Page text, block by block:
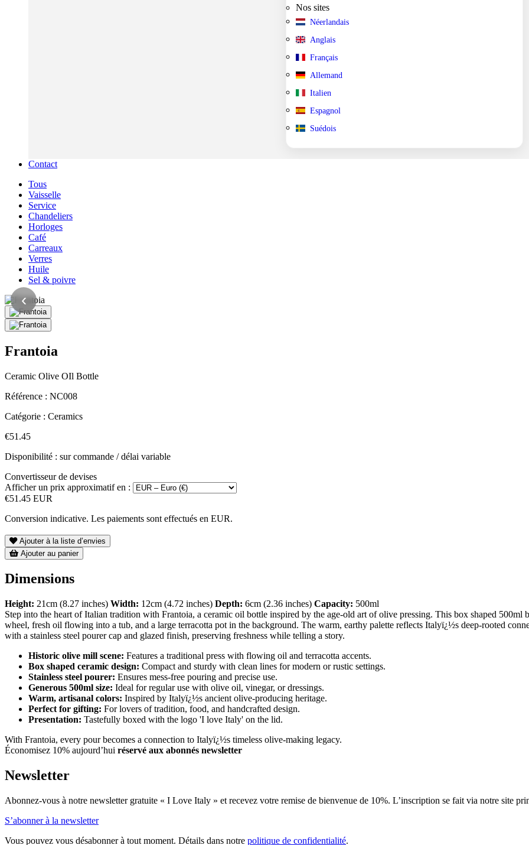
Nos sites
Néerlandais
Anglais
Français
Allemand
Italien
Espagnol
Suédois
Contact
Tous
Vaisselle
Service
Chandeliers
Horloges
Café
Carreaux
Verres
Huile
Sel & poivre
‹
Frantoia
Ceramic Olive OIl Bottle
Référence : NC008
Catégorie : Ceramics
€51.45
Disponibilité : sur commande / délai variable
Convertisseur de devises
Afficher un prix approximatif en :
€51.45 EUR
Conversion indicative. Les paiements sont effectués en EUR.
Ajouter à la liste d’envies
Ajouter au panier
Dimensions
Height: 21cm (8.27 inches) Width: 12cm (4.72 inches) Depth: 6cm (2.36 inches) Capacity: 500ml
Step into the heart of Italian tradition with Frantoia, a ceramic oil bottle inspired by the age-old art of olive pressing. This box shaped
wheel, fresh oil flowing into a tub, and a large terracotta pot in the background. The warm, earthy palette reflects Italyï¿½s deep-rooted
with a stainless steel pourer cap and glazed finish, preserving freshness while telling a story.
Historic olive mill scene: Features a traditional press with flowing oil and terracotta accents.
Box shaped ceramic design: Compact and sturdy with clean lines for modern or rustic settings.
Stainless steel pourer: Ensures mess-free pouring and precise use.
Generous 500ml size: Ideal for regular use with olive oil, vinegar, or dressings.
Warm, artisanal colors: Inspired by Italyï¿½s ancient olive-producing heritage.
Perfect for gifting: For lovers of tradition, food, and handcrafted design.
Presentation: Tastefully boxed with the logo 'I love Italy' on the lid.
With Frantoia, every pour becomes a connection to Italyï¿½s timeless olive-making legacy.
Économisez 10% aujourd’hui réservé aux abonnés newsletter
Newsletter
Abonnez-vous à notre newsletter gratuite « I Love Italy » et recevez votre remise de bienvenue de 10%. L’inscription se fait via notre site
S’abonner à la newsletter
Vous pouvez vous désabonner à tout moment. Détails dans notre politique de confidentialité.